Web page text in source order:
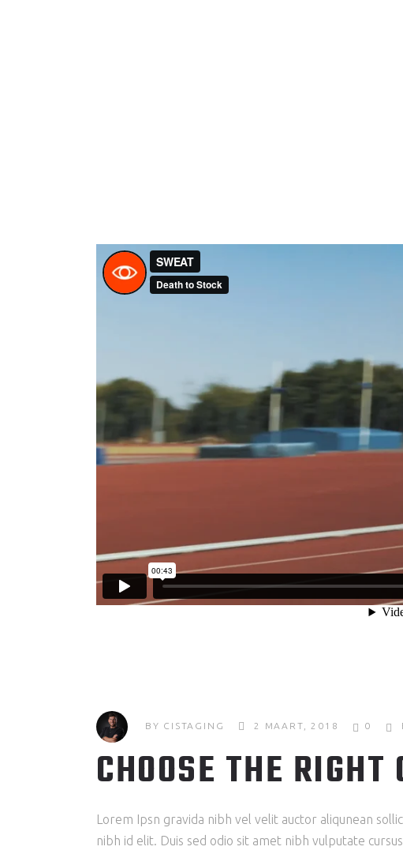
BY CISTAGING 2 MAART, 2018 0
CHOOSE THE RIGHT
Lorem Ipsn gravida nibh vel velit auctor aliqunean
nibh id elit. Duis sed odio sit amet nibh vulputate